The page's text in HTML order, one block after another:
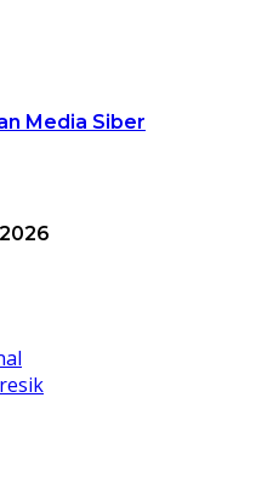
Media Siber